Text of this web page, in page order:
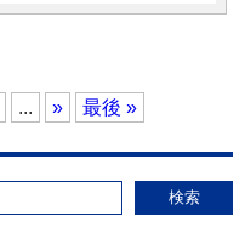
... »
最後 »
検索